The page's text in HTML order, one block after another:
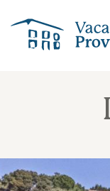
Vacances